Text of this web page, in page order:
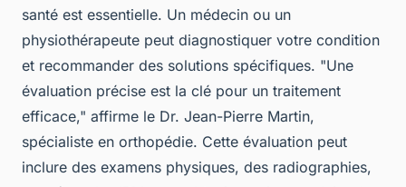
santé est essentielle. Un médecin ou un
physiothérapeute peut diagnostiquer votre condition
et recommander des solutions spécifiques. "Une
évaluation précise est la clé pour un traitement
efficace," affirme le Dr. Jean-Pierre Martin,
spécialiste en orthopédie. Cette évaluation peut
inclure des examens physiques, des radiographies,